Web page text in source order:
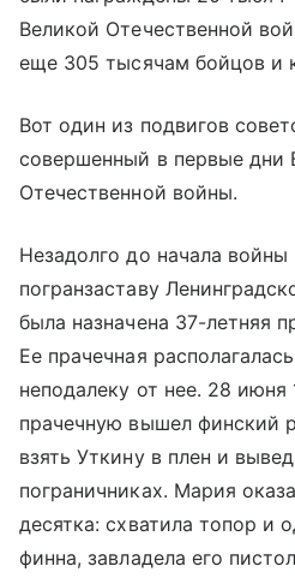
Великой Отечественной
еще 305 тысячам бойцов и
Вот один из подвигов
совершенный в первые дни
Отечественной войны.
Незадолго до начала войны
погранзаставу
была назначена 37-летняя
Ее прачечная
неподалеку от нее. 28 июня
прачечную вышел финский
взять Уткину в плен и
пограничниках. Мария
десятка: схватила топор и
финна, завладела его